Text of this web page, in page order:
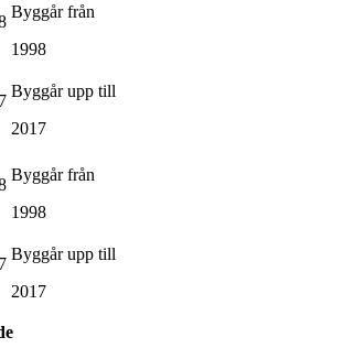
Byggår från
1998
Byggår upp till
2017
Byggår från
1998
Byggår upp till
2017